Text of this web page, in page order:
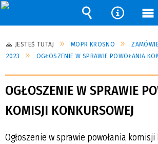
JESTEŚ TUTAJ MOPR KROSNO
2023
OGŁOSZENIE W SPRAWIE POWOŁANIA
OGŁOSZENIE W SPRAWIE
KOMISJI KONKURSOWEJ
Ogłoszenie w sprawie powołania
Wyszukiwarka